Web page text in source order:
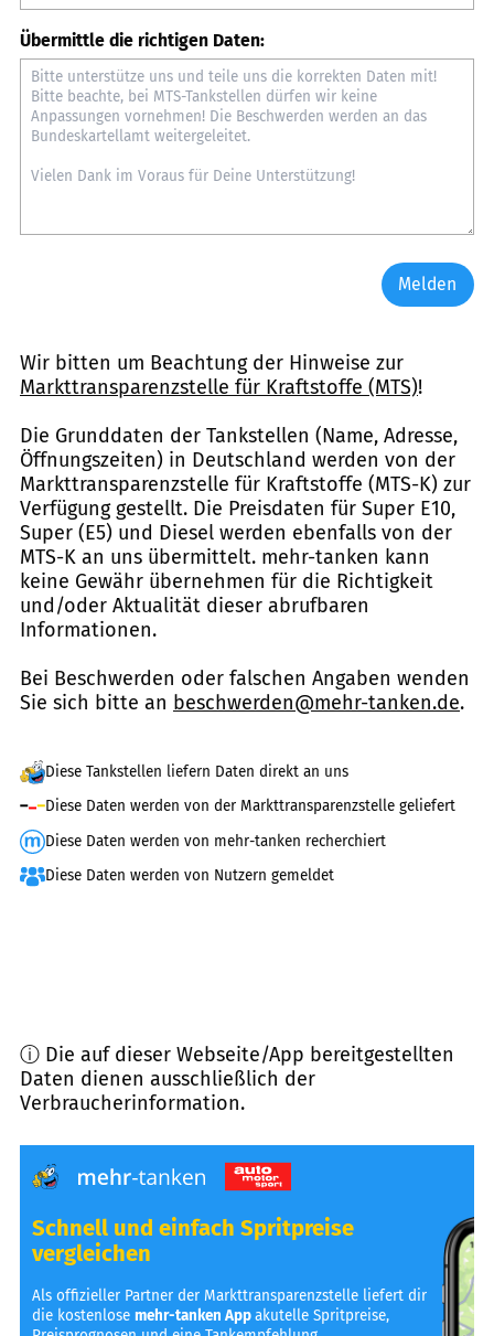
Übermittle die richtigen Daten:
Melden
Wir bitten um Beachtung der Hinweise zur
Markttransparenzstelle für Kraftstoffe (MTS)!
Die Grunddaten der Tankstellen (Name, Adresse,
Öffnungszeiten) in Deutschland werden von der
Markttransparenzstelle für Kraftstoffe (MTS-K) zur
Verfügung gestellt. Die Preisdaten für Super E10,
Super (E5) und Diesel werden ebenfalls von der
MTS-K an uns übermittelt. mehr-tanken kann
keine Gewähr übernehmen für die Richtigkeit
und/oder Aktualität dieser abrufbaren
Informationen.
Bei Beschwerden oder falschen Angaben wenden
Sie sich bitte an beschwerden@mehr-tanken.de.
Diese Tankstellen liefern Daten direkt an uns
Diese Daten werden von der Markttransparenzstelle geliefert
Diese Daten werden von mehr-tanken recherchiert
Diese Daten werden von Nutzern gemeldet
ⓘ Die auf dieser Webseite/App bereitgestellten
Daten dienen ausschließlich der
Verbraucherinformation.
Schnell und einfach Spritpreise
vergleichen
Als offizieller Partner der Markttransparenzstelle liefert dir
die kostenlosemehr-tanken Appakutelle Spritpreise,